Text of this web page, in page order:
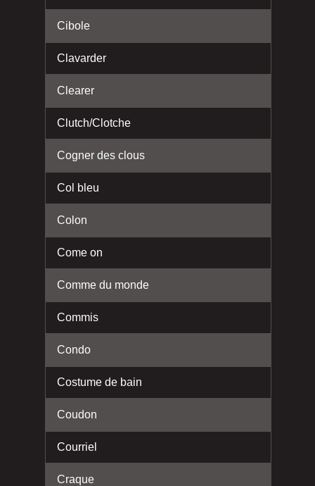
Cibole
Clavarder
Clearer
Clutch/Clotche
Cogner des clous
Col bleu
Colon
Come on
Comme du monde
Commis
Condo
Costume de bain
Coudon
Courriel
Craque